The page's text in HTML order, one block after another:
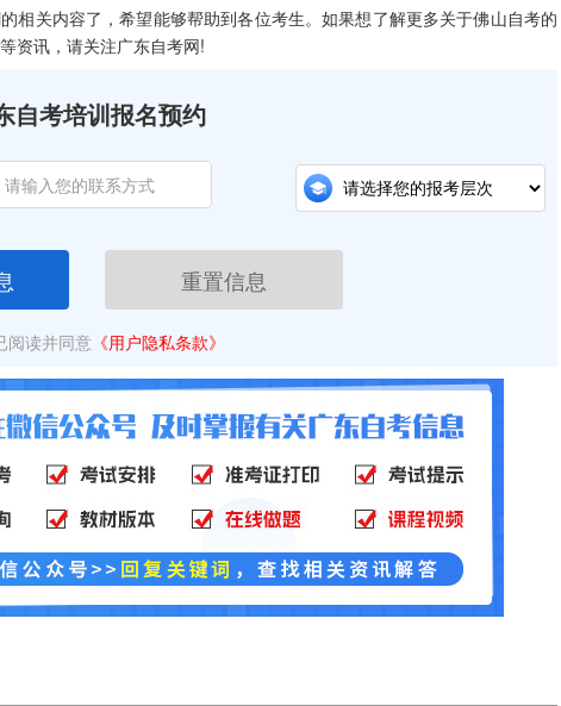
的相关内容了，希望能够帮助到各位考生。如果想了解更多关于佛山自考的
资讯，请关注广东自考网!
自考培训报名预约
重置信息
阅读并同意 《用户隐私条款》